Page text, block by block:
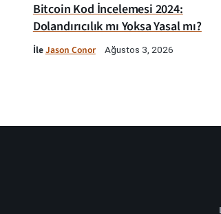
Bitcoin Kod İncelemesi 2024:
Dolandırıcılık mı Yoksa Yasal mı?
İleJason Conor Ağustos 3, 2026